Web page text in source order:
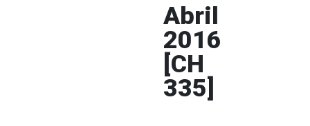
Abril
2016
[CH
335]